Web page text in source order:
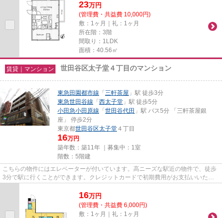
23万円
(管理費・共益費 10,000円)
敷：1ヶ月｜礼：1ヶ月
所在階：3階
間取り：1LDK
面積：40.56㎡
賃貸｜マンション 世田谷区太子堂４丁目のマンション
東急田園都市線 「三軒茶屋 」駅 徒歩3分
東急世田谷線 「西太子堂 」駅 徒歩5分
小田急小田原線 「世田谷代田 」駅 バス5分 「三軒茶屋銀
座」 停歩2分
東京都世田谷区太子堂 ４丁目
16万円
築年数：築11年 ｜募集中： 1室
階数：5階建
こちらの物件にはエレベーターが付いています。高ニーズな駅近の物件で、徒歩
3分で駅に行くことができます。クレジットカードで初期費用がお支払いいただ
けるので、決済の手間が軽減で...
16万円
(管理費・共益費 6,000円)
敷：1ヶ月｜礼：1ヶ月